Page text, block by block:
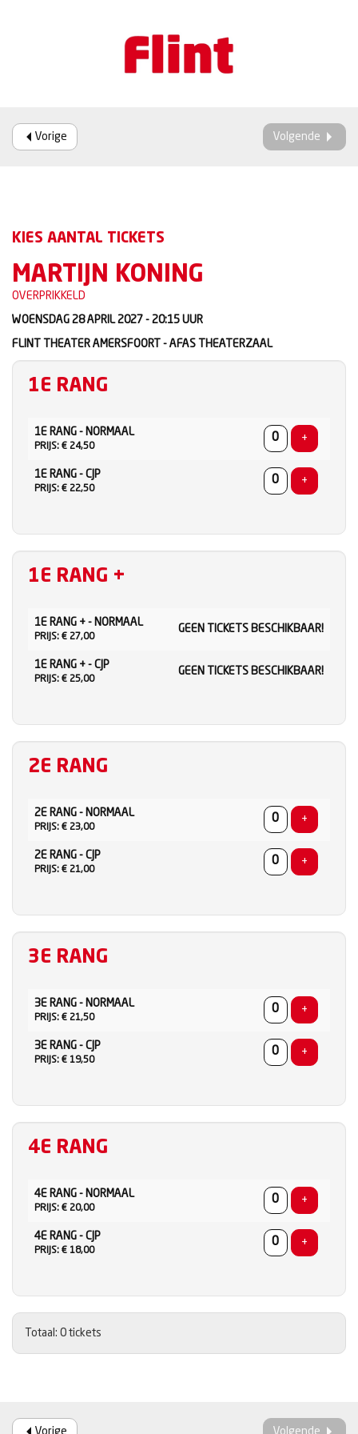
Vorige Volgende
KIES AANTAL TICKETS
MARTIJN KONING
OVERPRIKKELD
WOENSDAG 28 APRIL 2027 - 20:15 UUR
FLINT THEATER AMERSFOORT - AFAS THEATERZAAL
1E RANG
1E RANG - NORMAAL
PRIJS: € 24,50
+
1E RANG - CJP
PRIJS: € 22,50
+
1E RANG +
TICKETS
1E RANG + - NORMAAL
PRIJS: € 27,00
GEEN TICKETS BESCHIKBAAR!
1E RANG + - CJP
PRIJS: € 25,00
GEEN TICKETS BESCHIKBAAR!
2E RANG
2E RANG - NORMAAL
PRIJS: € 23,00
+
2E RANG - CJP
PRIJS: € 21,00
+
3E RANG
3E RANG - NORMAAL
PRIJS: € 21,50
+
3E RANG - CJP
PRIJS: € 19,50
+
4E RANG
4E RANG - NORMAAL
PRIJS: € 20,00
+
4E RANG - CJP
PRIJS: € 18,00
+
Totaal: 0 tickets
Vorige Volgende